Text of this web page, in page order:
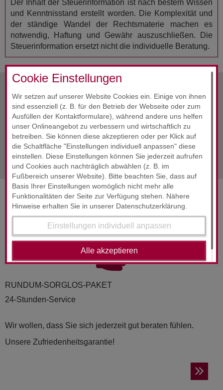
Cookie Einstellungen
Wir setzen auf unserer Website Cookies ein. Einige von ihnen
sind essenziell (z. B. für den Betrieb der Webseite oder zum
Ausfüllen der Kontaktformulare), während andere uns helfen
unser Onlineangebot zu verbessern und wirtschaftlich zu
betreiben. Sie können diese akzeptieren oder per Klick auf
die Schaltfläche "Einstellungen individuell anpassen" diese
einstellen. Diese Einstellungen können Sie jederzeit aufrufen
und Cookies auch nachträglich abwählen (z. B. im
Fußbereich unserer Website). Bitte beachten Sie, dass auf
Basis Ihrer Einstellungen womöglich nicht mehr alle
Funktionalitäten der Seite zur Verfügung stehen. Nähere
Hinweise erhalten Sie in unserer Datenschutzerklärung.
Einstellungen individuell anpassen
Alle akzeptieren
Der Inhalt der Steuerinformation ist nach bestem Wissen
und Kenntnisstand erstellt worden. Die Komplexität und
der ständige Wandel der Rechtsmaterie machen es
notwendig, Haftung und Gewähr auszuschließen. Die
Steuerinformation ersetzt nicht die individuelle Beratung.
vorherige InfoFebruar 2018
Alle Infos Februar 2018
nächste InfoFebruar 2018
SERVICES & ENGAGEMENT
RUND­UM-SORG­LOS-PAKET
24-Stunden-Service
Wir wollen, dass Sie sich jederzeit gut beraten fühlen.
Unsere Zufriedenheitsgarantie!